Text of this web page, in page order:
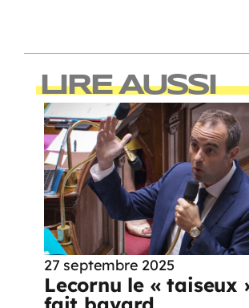
LIRE AUSSI
27 septembre 2025
Lecornu le « taiseux